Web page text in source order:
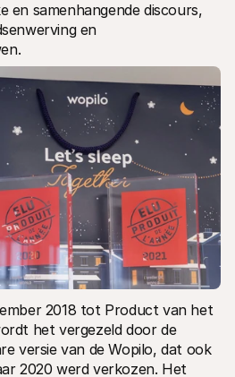
en samenhangende discours,
en
2018 tot Product van het
het vergezeld door de
versie van de Wopilo, dat ook
2020 werd verkozen. Het